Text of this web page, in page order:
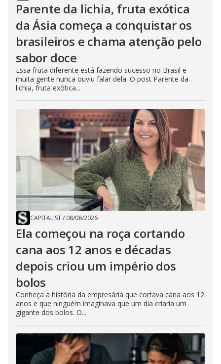
Parente da lichia, fruta exótica
da Ásia começa a conquistar os
brasileiros e chama atenção pelo
sabor doce
Essa fruta diferente está fazendo sucesso no Brasil e
muita gente nunca ouviu falar dela. O post Parente da
lichia, fruta exótica...
CAPITALIST/ 08/08/2026
Ela começou na roça cortando
cana aos 12 anos e décadas
depois criou um império dos
bolos
Conheça a história da empresária que cortava cana aos 12
anos e que ninguém imaginava que um dia criaria um
gigante dos bolos. O...